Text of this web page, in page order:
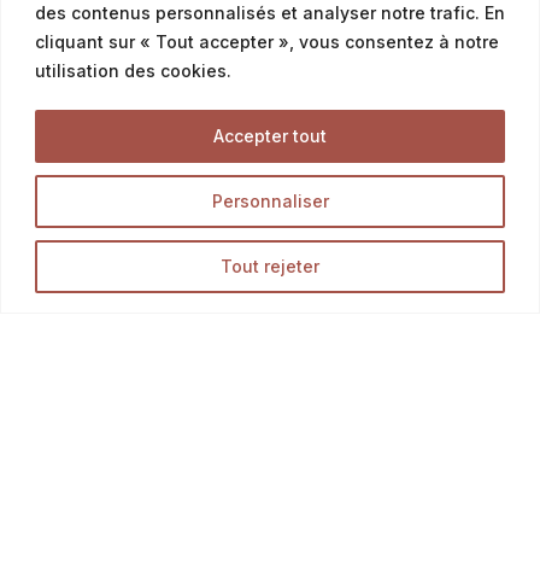
des contenus personnalisés et analyser notre trafic. En
cliquant sur « Tout accepter », vous consentez à notre
utilisation des cookies.
Personnaliser
Tout rejeter
Accepter tout
Service commercial professionnels
04 76 43 20 09
Accueil